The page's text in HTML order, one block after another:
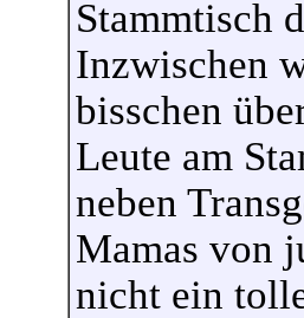
Stammtisch
Inzwischen
bisschen
Leute am
neben
Mamas von
nicht ein